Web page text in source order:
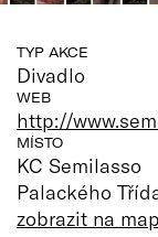
TYP AKCE
Divadlo
WEB
http://
MÍSTO
KC Semilasso
Palackého
zobrazit na